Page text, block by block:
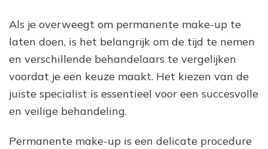
Als je overweegt om permanente make-up te
laten doen, is het belangrijk om de tijd te nemen
en verschillende behandelaars te vergelijken
voordat je een keuze maakt. Het kiezen van de
juiste specialist is essentieel voor een succesvolle
en veilige behandeling.
Permanente make-up is een delicate procedure